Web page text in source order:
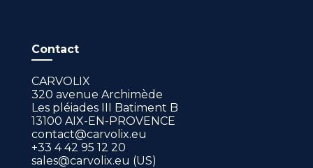
Contact
CARVOLIX
320 avenue Archimède
Les pléiades III Batiment B
13100 AIX-EN-PROVENCE
contact@carvolix.eu
+33 4 42 95 12 20
sales@carvolix.eu (US)